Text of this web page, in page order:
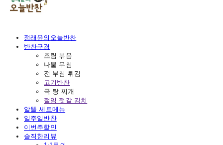
정래윤의오늘반찬
반찬구경
조림 볶음
나물 무침
전 부침 튀김
고기반찬
국 탕 찌개
절임 젓갈 김치
알뜰 세트메뉴
일주일반찬
이번주할인
솔직한리뷰